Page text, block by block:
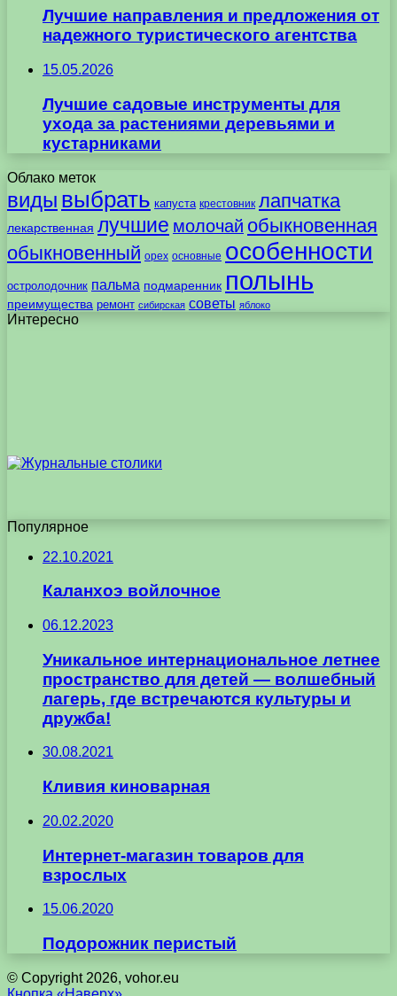
Лучшие направления и предложения от
надежного туристического агентства
15.05.2026
Лучшие садовые инструменты для
ухода за растениями деревьями и
кустарниками
Облако меток
виды выбрать капуста крестовник лапчатка
лекарственная лучшие молочай обыкновенная
обыкновенный орех основные особенности
остролодочник пальма подмаренник полынь
преимущества ремонт сибирская советы яблоко
Интересно
Популярное
22.10.2021
Каланхоэ войлочное
06.12.2023
Уникальное интернациональное летнее
пространство для детей — волшебный
лагерь, где встречаются культуры и
дружба!
30.08.2021
Кливия киноварная
20.02.2020
Интернет-магазин товаров для
взрослых
15.06.2020
Подорожник перистый
© Copyright 2026, vohor.eu